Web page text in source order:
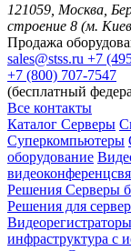
121059, Москва,
строение 8 (м.
Продажа
sales@stss.ru +7
+7 (800) 707-7547
(бесплатный
Все контакты
Каталог Серверы
Суперкомпьютеры
оборудование
Решения Серверы
Решения для
Видеорегистраторы
инфраструктура с